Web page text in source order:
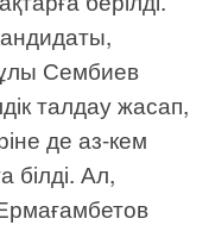
Сембиев
талдау жасап,
де аз-кем
Ал,